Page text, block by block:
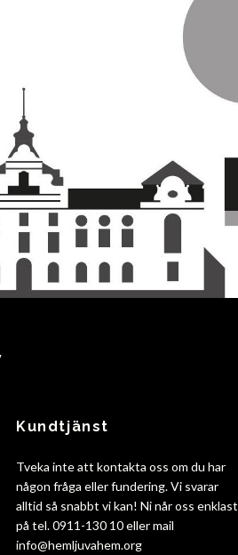
Kundtjänst
Tveka inte att kontakta oss om du har
någon fråga eller fundering. Vi svarar
alltid så snabbt vi kan! Ni når oss enklast
på tel. 0911-130 10 eller mail
info@hemljuvahem.org